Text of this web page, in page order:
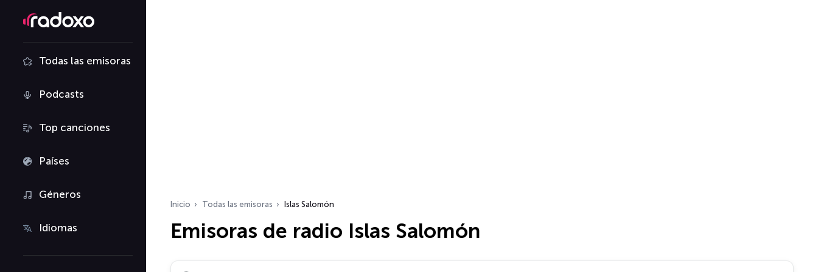
Todas las emisoras
Podcasts
Top canciones
Países
Géneros
Idiomas
Inicio Todas las emisoras Islas Salomón
Emisoras de radio Islas Salomón
Buscar emisoras de radio…